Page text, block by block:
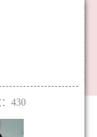
430